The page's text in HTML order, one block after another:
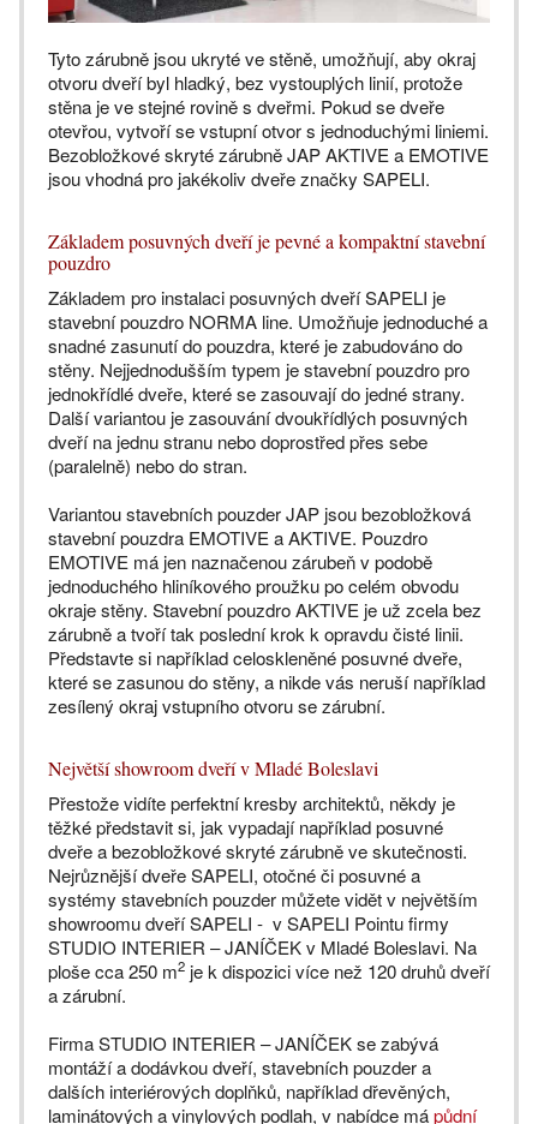
Tyto zárubně jsou ukryté ve stěně, umožňují, aby okraj
otvoru dveří byl hladký, bez vystouplých linií, protože
stěna je ve stejné rovině s dveřmi. Pokud se dveře
otevřou, vytvoří se vstupní otvor s jednoduchými liniemi.
Bezobložkové skryté zárubně JAP AKTIVE a EMOTIVE
jsou vhodná pro jakékoliv dveře značky SAPELI.
Základem posuvných dveří je pevné a kompaktní stavební
pouzdro
Základem pro instalaci posuvných dveří SAPELI je
stavební pouzdro NORMA line. Umožňuje jednoduché a
snadné zasunutí do pouzdra, které je zabudováno do
stěny. Nejjednodušším typem je stavební pouzdro pro
jednokřídlé dveře, které se zasouvají do jedné strany.
Další variantou je zasouvání dvoukřídlých posuvných
dveří na jednu stranu nebo doprostřed přes sebe
(paralelně) nebo do stran.
Variantou stavebních pouzder JAP jsou bezobložková
stavební pouzdra EMOTIVE a AKTIVE. Pouzdro
EMOTIVE má jen naznačenou zárubeň v podobě
jednoduchého hliníkového proužku po celém obvodu
okraje stěny. Stavební pouzdro AKTIVE je už zcela bez
zárubně a tvoří tak poslední krok k opravdu čisté linii.
Představte si například celoskleněné posuvné dveře,
které se zasunou do stěny, a nikde vás neruší například
zesílený okraj vstupního otvoru se zárubní.
Největší showroom dveří v Mladé Boleslavi
Přestože vidíte perfektní kresby architektů, někdy je
těžké představit si, jak vypadají například posuvné
dveře a bezobložkové skryté zárubně ve skutečnosti.
Nejrůznější dveře SAPELI, otočné či posuvné a
systémy stavebních pouzder můžete vidět v největším
showroomu dveří SAPELI - v SAPELI Pointu firmy
STUDIO INTERIER – JANÍČEK v Mladé Boleslavi. Na
ploše cca 250 m2 je k dispozici více než 120 druhů dveří
a zárubní.
Firma STUDIO INTERIER – JANÍČEK se zabývá
montáží a dodávkou dveří, stavebních pouzder a
dalších interiérových doplňků, například dřevěných,
laminátových a vinylových podlah, v nabídce mápůdní